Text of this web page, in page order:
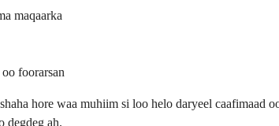
maqaarka
foorarsan
hore waa muhiim si loo helo daryeel caafimaad
degdeg ah.